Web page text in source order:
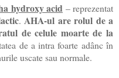
hydroxy acid – reprezentat
. AHA-ul are rolul de a
de celule moarte de la
de a intra foarte adânc în
uscate sau normale.